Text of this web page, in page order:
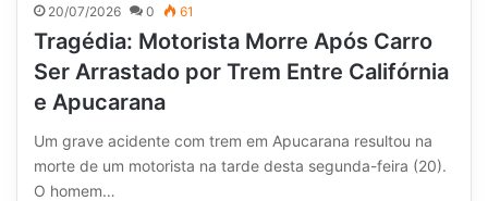
20/07/2026 0 61
Tragédia: Motorista Morre Após Carro
Ser Arrastado por Trem Entre Califórnia
e Apucarana
Um grave acidente com trem em Apucarana resultou na
morte de um motorista na tarde desta segunda-feira (20).
O homem…